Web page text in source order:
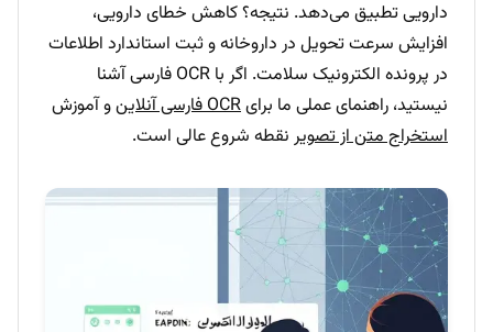
دارویی تطبیق می‌دهد. نتیجه؟ کاهش خطای دارویی،
افزایش سرعت تحویل در داروخانه و ثبت استاندارد اطلاعات
در پرونده الکترونیک سلامت. اگر با OCR فارسی آشنا
نیستید، راهنمای عملی ما برایOCR فارسی آنلاین
و آموزش
استخراج متن از تصویر نقطه شروع عالی است.